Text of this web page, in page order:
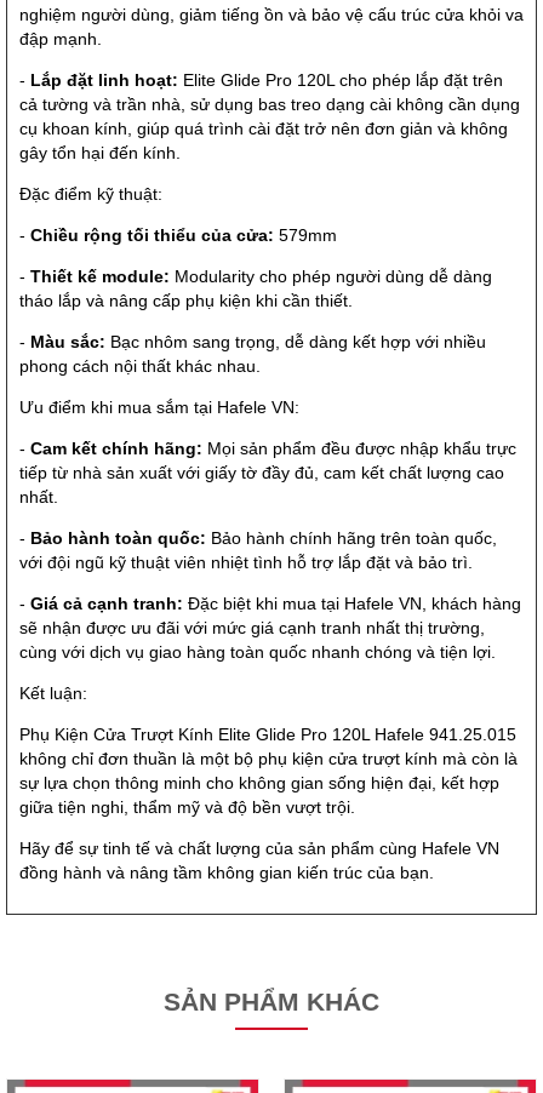
nghiệm người dùng, giảm tiếng ồn và bảo vệ cấu trúc cửa khỏi va
đập mạnh.
- Lắp đặt linh hoạt: Elite Glide Pro 120L cho phép lắp đặt trên
cả tường và trần nhà, sử dụng bas treo dạng cài không cần dụng
cụ khoan kính, giúp quá trình cài đặt trở nên đơn giản và không
gây tổn hại đến kính.
Đặc điểm kỹ thuật:
- Chiều rộng tối thiểu của cửa: 579mm
- Thiết kế module: Modularity cho phép người dùng dễ dàng
tháo lắp và nâng cấp phụ kiện khi cần thiết.
- Màu sắc: Bạc nhôm sang trọng, dễ dàng kết hợp với nhiều
phong cách nội thất khác nhau.
Ưu điểm khi mua sắm tại Hafele VN:
- Cam kết chính hãng: Mọi sản phẩm đều được nhập khẩu trực
tiếp từ nhà sản xuất với giấy tờ đầy đủ, cam kết chất lượng cao
nhất.
- Bảo hành toàn quốc: Bảo hành chính hãng trên toàn quốc,
với đội ngũ kỹ thuật viên nhiệt tình hỗ trợ lắp đặt và bảo trì.
- Giá cả cạnh tranh: Đặc biệt khi mua tại Hafele VN, khách hàng
sẽ nhận được ưu đãi với mức giá cạnh tranh nhất thị trường,
cùng với dịch vụ giao hàng toàn quốc nhanh chóng và tiện lợi.
Kết luận:
Phụ Kiện Cửa Trượt Kính Elite Glide Pro 120L Hafele 941.25.015
không chỉ đơn thuần là một bộ phụ kiện cửa trượt kính mà còn là
sự lựa chọn thông minh cho không gian sống hiện đại, kết hợp
giữa tiện nghi, thẩm mỹ và độ bền vượt trội.
Hãy để sự tinh tế và chất lượng của sản phẩm cùng Hafele VN
đồng hành và nâng tầm không gian kiến trúc của bạn.
SẢN PHẨM KHÁC